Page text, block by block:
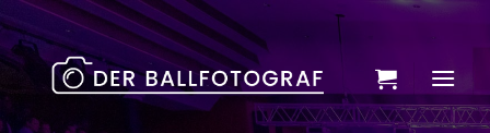
Zum
Inhalt
springen